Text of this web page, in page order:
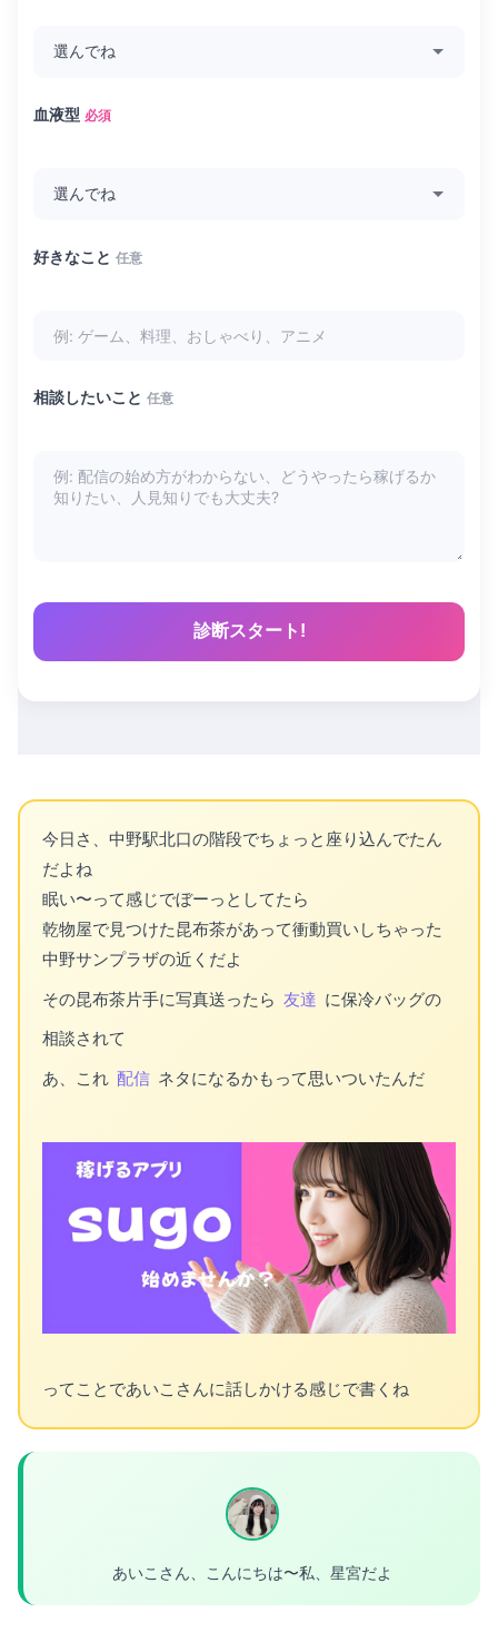
血液型 必須
好きなこと 任意
相談したいこと 任意
診断スタート!
今日さ、中野駅北口の階段でちょっと座り込んでたん
だよね
眠い〜って感じでぼーっとしてたら
乾物屋で見つけた昆布茶があって衝動買いしちゃった
中野サンプラザの近くだよ
その昆布茶片手に写真送ったら 友達 に保冷バッグの
相談されて
あ、これ 配信 ネタになるかもって思いついたんだ
ってことであいこさんに話しかける感じで書くね
あいこさん、こんにちは〜私、星宮だよ